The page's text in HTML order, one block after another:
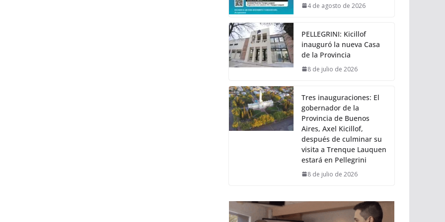
4 de agosto de 2026
PELLEGRINI: Kicillof
inauguró la nueva Casa
de la Provincia
8 de julio de 2026
Tres inauguraciones: El
gobernador de la
Provincia de Buenos
Aires, Axel Kicillof,
después de culminar su
visita a Trenque Lauquen
estará en Pellegrini
8 de julio de 2026